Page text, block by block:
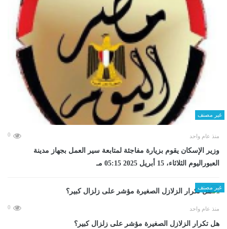
غير مصنف
منذ عام واحد 0
وزير الإسكان يقوم بزيارة مفاجئة لمتابعة سير العمل بجهاز مدينة
العبوراليوم الثلاثاء، 15 أبريل 2025 05:15 مـ
غير مصنف
منذ عام واحد 0
هل تكرار الزلازل الصغيرة مؤشر على زلزال كبير؟